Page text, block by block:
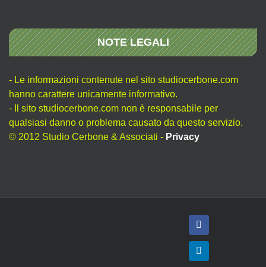
NOTE LEGALI
- Le informazioni contenute nel sito studiocerbone.com
hanno carattere unicamente informativo.
- Il sito studiocerbone.com non è responsabile per
qualsiasi danno o problema causato da questo servizio.
© 2012 Studio Cerbone & Associati - Privacy
Facebook
LinkedIn